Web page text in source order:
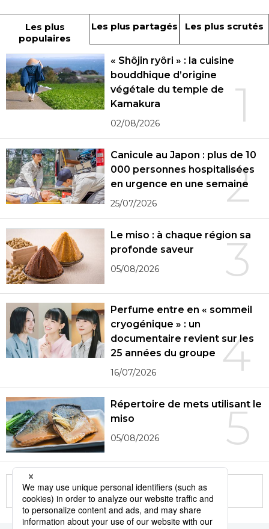
Les plus
populaires
Les plus partagés Les plus scrutés
1
« Shôjin ryôri » : la cuisine
bouddhique d’origine
végétale du temple de
Kamakura
02/08/2026
2
Canicule au Japon : plus de 10
000 personnes hospitalisées
en urgence en une semaine
25/07/2026
3
Le miso : à chaque région sa
profonde saveur
05/08/2026
4
Perfume entre en « sommeil
cryogénique » : un
documentaire revient sur les
25 années du groupe
16/07/2026
5
Répertoire de mets utilisant le
miso
05/08/2026
More in this series